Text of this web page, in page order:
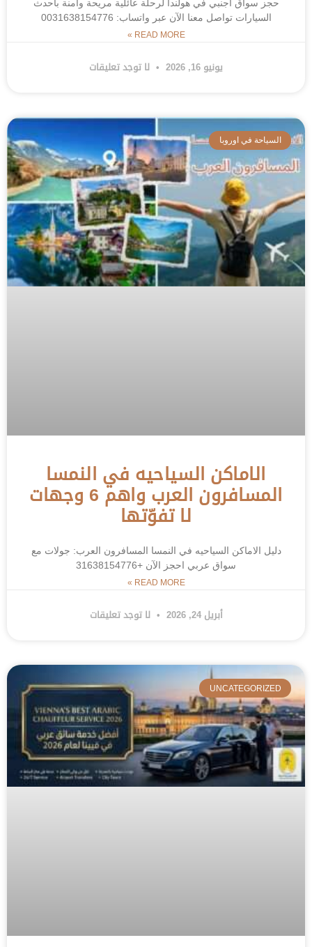
حجز سواق اجنبي في هولندا لرحلة عائلية مريحة وآمنة بأحدث
السيارات تواصل معنا الآن عبر واتساب: 0031638154776
READ MORE »
يونيو 16, 2026 لا توجد تعليقات
السياحة في اوروبا
الاماكن السياحيه في النمسا
المسافرون العرب واهم 6 وجهات
لا تفوّتها
دليل الاماكن السياحيه في النمسا المسافرون العرب: جولات مع
سواق عربي احجز الآن +31638154776
READ MORE »
أبريل 24, 2026 لا توجد تعليقات
UNCATEGORIZED